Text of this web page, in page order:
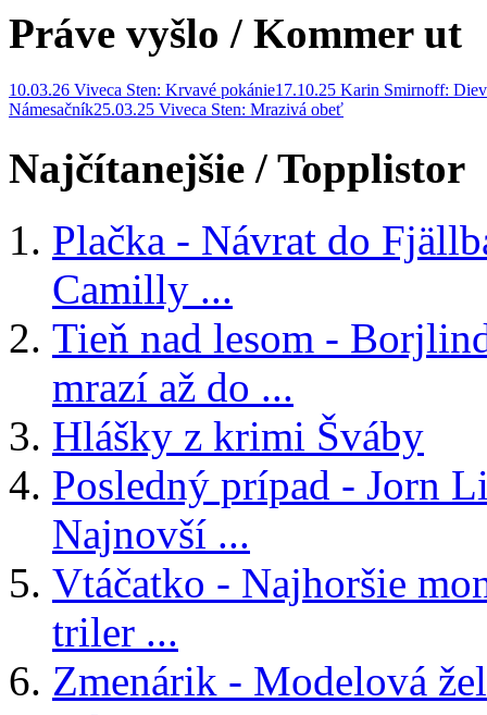
Práve vyšlo / Kommer ut
10.03.26 Viveca Sten: Krvavé pokánie17.10.25 Karin Smirnoff:
Námesačník25.03.25 Viveca Sten: Mrazivá obeť
Najčítanejšie / Topplistor
Plačka - Návrat do
Camilly ...
Tieň nad lesom -
mrazí až do ...
Hlášky z krimi Šváby
Posledný prípad - Jorn
Najnovší ...
Vtáčatko - Najhoršie
triler ...
Zmenárik - Modelová